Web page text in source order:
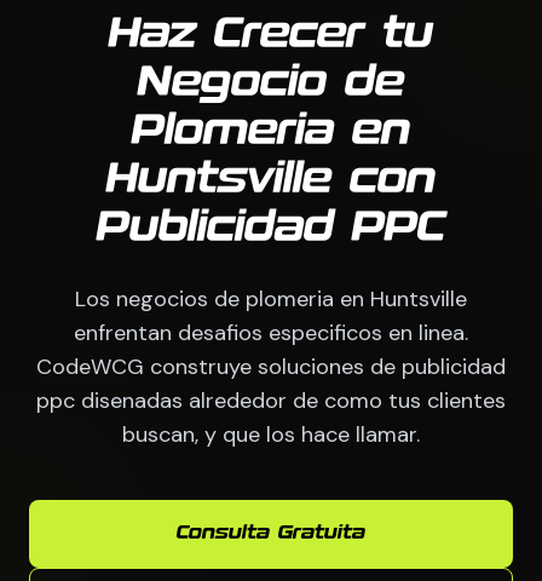
Haz Crecer tu
Negocio de
Plomeria en
Huntsville con
Publicidad PPC
Los negocios de plomeria en Huntsville
enfrentan desafios especificos en linea.
CodeWCG construye soluciones de publicidad
ppc disenadas alrededor de como tus clientes
buscan, y que los hace llamar.
Consulta Gratuita